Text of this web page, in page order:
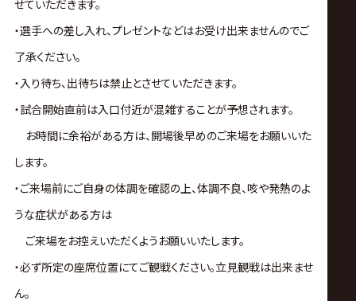
せていただきます。
・選手への差し入れ、プレゼントなどはお受け出来ませんのでご
了承ください。
・入り待ち、出待ちは禁止とさせていただきます。
・試合開始直前は入口付近が混雑することが予想されます。
お時間に余裕がある方は、開場後早めのご来場をお願いいた
します。
・ご来場前にご自身の体調を確認の上、体調不良、咳や発熱のよ
うな症状がある方は
ご来場をお控えいただくようお願いいたします。
・必ず所定の座席位置にてご観戦ください。立見観戦は出来ませ
ん。